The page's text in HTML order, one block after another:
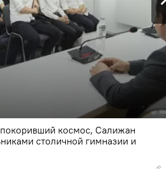
космос, Салижан
столичной гимназии и